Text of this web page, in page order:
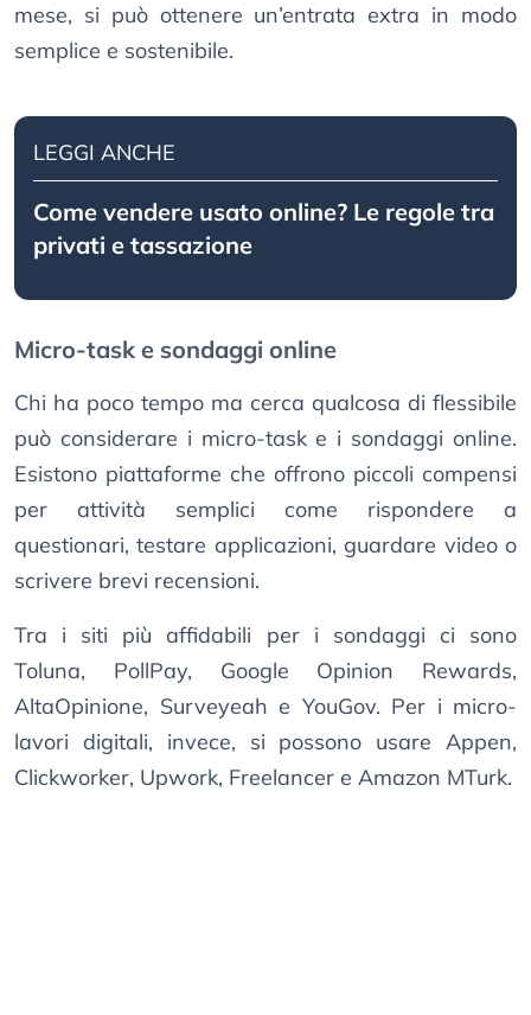
mese, si può ottenere un’entrata extra in modo
semplice e sostenibile.
LEGGI ANCHE
Come vendere usato online? Le regole tra
privati e tassazione
Micro-task e sondaggi online
Chi ha poco tempo ma cerca qualcosa di flessibile
può considerare i micro-task e i sondaggi online.
Esistono piattaforme che offrono piccoli compensi
per attività semplici come rispondere a
questionari, testare applicazioni, guardare video o
scrivere brevi recensioni.
Tra i siti più affidabili per i sondaggi ci sono
Toluna, PollPay, Google Opinion Rewards,
AltaOpinione, Surveyeah e YouGov. Per i micro-
lavori digitali, invece, si possono usare Appen,
Clickworker, Upwork, Freelancer e Amazon MTurk.